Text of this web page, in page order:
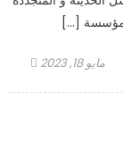
[…]
Posted مايو 18, 2023